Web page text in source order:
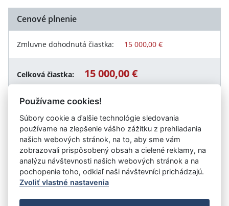
Cenové plnenie
Zmluvne dohodnutá čiastka: 15 000,00 €
Celková čiastka: 15 000,00 €
Návrat späť
Vystavil:Úrad vlády SR
Úrad vlády SR - Všetky práva vyhradené
Používame cookies!
Súbory cookie a ďalšie technológie sledovania
používame na zlepšenie vášho zážitku z prehliadania
našich webových stránok, na to, aby sme vám
zobrazovali prispôsobený obsah a cielené reklamy, na
analýzu návštevnosti našich webových stránok a na
pochopenie toho, odkiaľ naši návštevníci prichádzajú.
Zvoliť vlastné nastavenia